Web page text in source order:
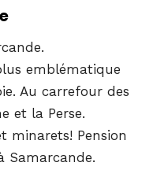
emblématique
Au carrefour des
et la Perse.
minarets! Pension
Samarcande.